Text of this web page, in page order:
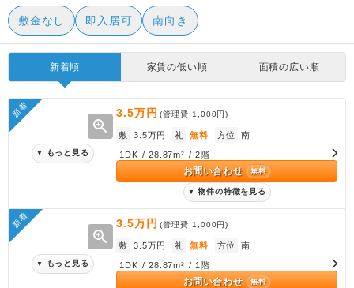
敷金なし 即入居可 南向き
新着順 家賃の低い順 面積の広い順
新着
zoom_in
▼ もっと見る
3.5万円 (管理費 1,000円)
敷 3.5万円 礼 無料 方位 南
1DK / 28.87m² / 2階
お問い合わせ 無料
▼ 物件の特徴を見る
新着
zoom_in
▼ もっと見る
3.5万円 (管理費 1,000円)
敷 3.5万円 礼 無料 方位 南
1DK / 28.87m² / 1階
お問い合わせ 無料